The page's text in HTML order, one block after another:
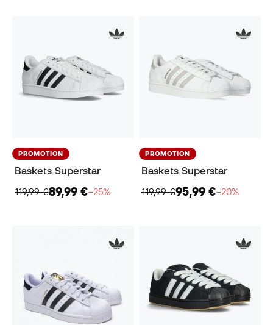
PROMOTION
Baskets Superstar
119,99 €89,99 €−25%
PROMOTION
Baskets Superstar
119,99 €95,99 €−20%